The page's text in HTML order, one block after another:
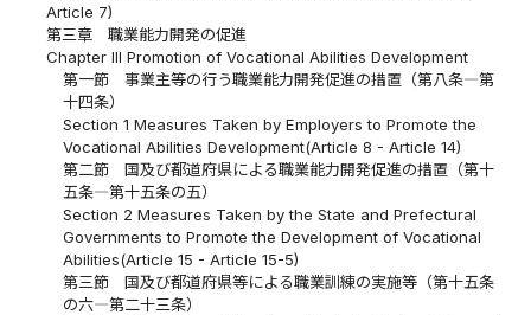
Article 7)
第三章 職業能力開発の促進
Chapter III Promotion of Vocational Abilities Development
第一節 事業主等の行う職業能力開発促進の措置（第八条―第
十四条）
Section 1 Measures Taken by Employers to Promote the
Vocational Abilities Development(Article 8 - Article 14)
第二節 国及び都道府県による職業能力開発促進の措置（第十
五条―第十五条の五）
Section 2 Measures Taken by the State and Prefectural
Governments to Promote the Development of Vocational
Abilities(Article 15 - Article 15-5)
第三節 国及び都道府県等による職業訓練の実施等（第十五条
の六―第二十三条）